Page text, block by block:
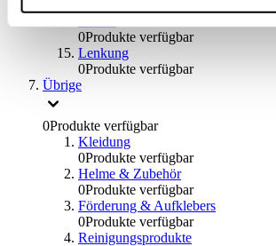
0Produkte verfügbar
Lenkung
0Produkte verfügbar
Übrige
0Produkte verfügbar
Kleidung
0Produkte verfügbar
Helme & Zubehör
0Produkte verfügbar
Förderung & Aufklebers
0Produkte verfügbar
Reinigungsprodukte